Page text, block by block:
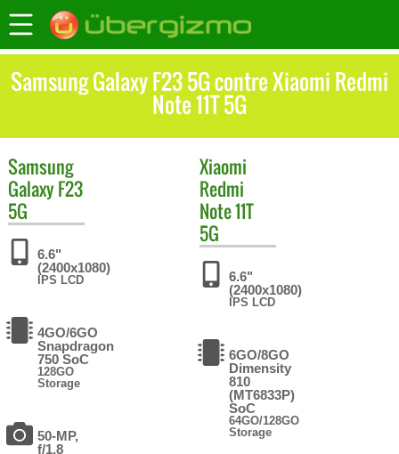
Samsung Galaxy F23 5G contre Xiaomi Redmi
Note 11T 5G
Samsung
Galaxy F23
5G
6.6"
(2400x1080)
IPS LCD
4GO/6GO
Snapdragon
750 SoC
128GO
Storage
50-MP,
f/1.8
Xiaomi
Redmi
Note 11T
5G
6.6"
(2400x1080)
IPS LCD
6GO/8GO
Dimensity
810
(MT6833P)
SoC
64GO/128GO
Storage